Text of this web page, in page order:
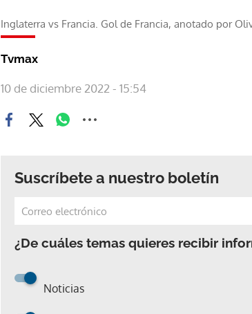
Inglaterra vs Francia. Gol de Francia, anotado por
Tvmax
10 de diciembre 2022 - 15:54
Suscríbete a nuestro boletín
¿De cuáles temas quieres recibir
Noticias